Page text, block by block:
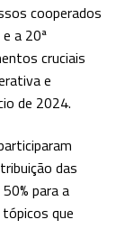
cooperados
a 20ª
cruciais
e
de 2024.
das
para a
que